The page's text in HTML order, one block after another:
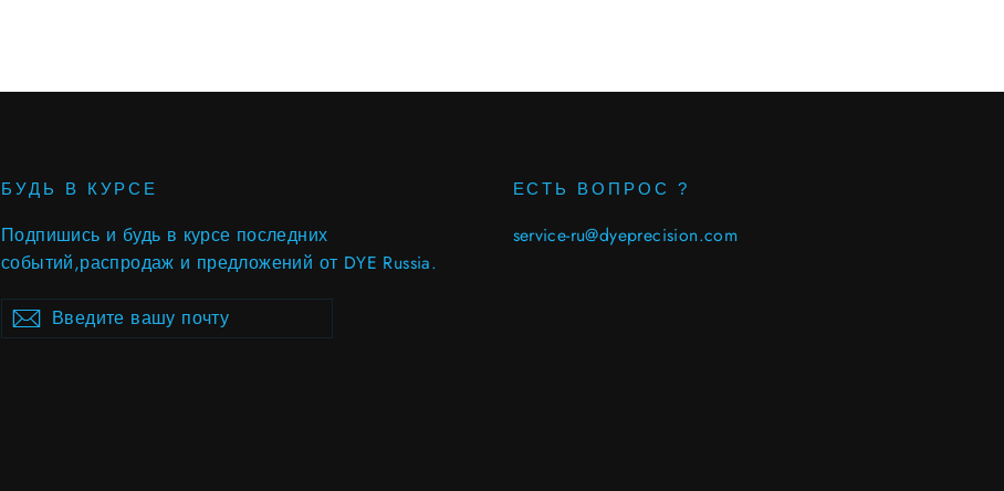
БУДЬ В КУРСЕ
Подпишись и будь в курсе последних
событий,распродаж и предложений от DYE Russia.
Введите
вашу
SubscribeSubscribe
ЕСТЬ ВОПРОС ?
service-ru@dyeprecision.com